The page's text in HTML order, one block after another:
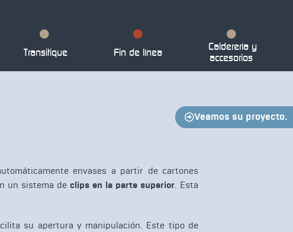
Veamos su proyecto.
Transitique Fin de línea
Calderería y
accesorios
envases a partir de cartones
un sistema declips en la parte superior. Esta
su apertura y manipulación. Este tipo de